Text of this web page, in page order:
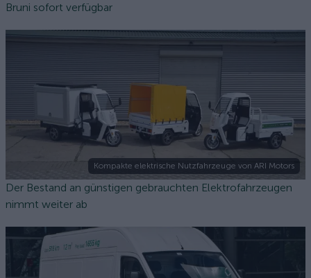
Bruni sofort verfügbar
Kompakte elektrische Nutzfahrzeuge von ARI Motors
Der Bestand an günstigen gebrauchten Elektrofahrzeugen
nimmt weiter ab